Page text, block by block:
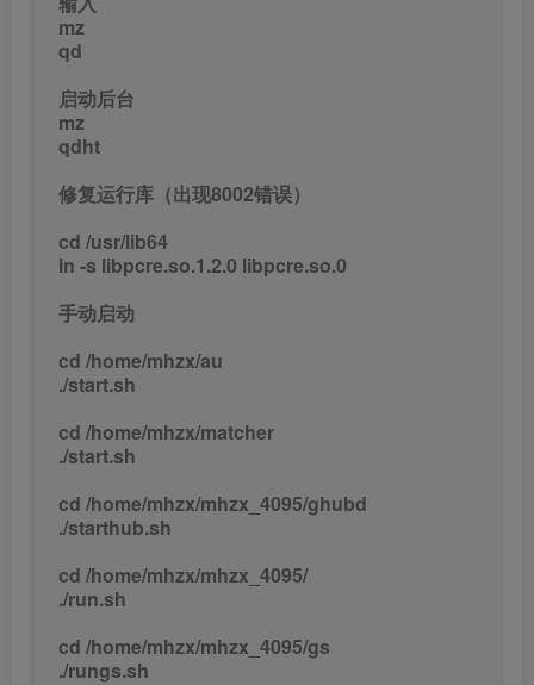
mz
qd
启动后台
mz
qdht
修复运行库（出现8002错误）
cd /usr/lib64
ln -s libpcre.so.1.2.0 libpcre.so.0
手动启动
cd /home/mhzx/au
./start.sh
cd /home/mhzx/matcher
./start.sh
cd /home/mhzx/mhzx_4095/ghubd
./starthub.sh
cd /home/mhzx/mhzx_4095/
./run.sh
cd /home/mhzx/mhzx_4095/gs
./rungs.sh